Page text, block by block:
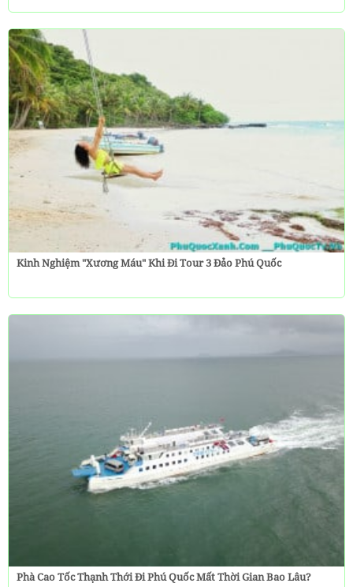
Kinh Nghiệm "Xương Máu" Khi Đi Tour 3 Đảo Phú Quốc
Phà Cao Tốc Thạnh Thới Đi Phú Quốc Mất Thời Gian Bao Lâu?